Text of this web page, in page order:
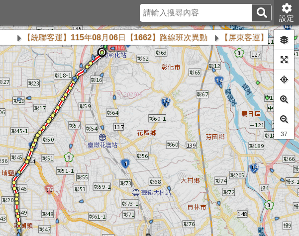
設定
【統聯客運】115年08月06日【1662】路線班次異動 【屏東客運】115.08.06無障
19